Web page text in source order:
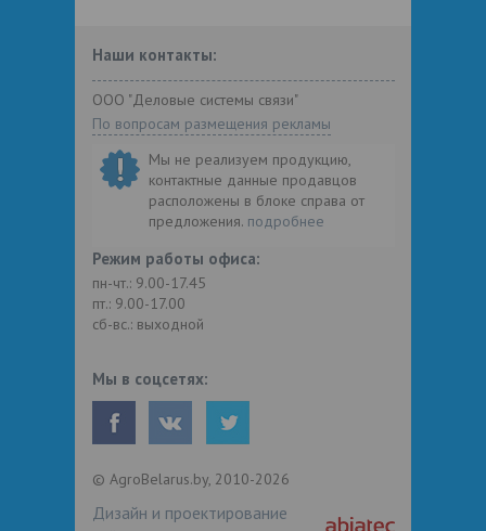
Наши контакты:
ООО "Деловые системы связи"
По вопросам размещения рекламы
Мы не реализуем продукцию,
контактные данные продавцов
расположены в блоке справа от
предложения. подробнее
Режим работы офиса:
пн-чт.: 9.00-17.45
пт.: 9.00-17.00
сб-вс.: выходной
Мы в соцсетях:
© AgroBelarus.by, 2010-2026
Дизайн и проектирование